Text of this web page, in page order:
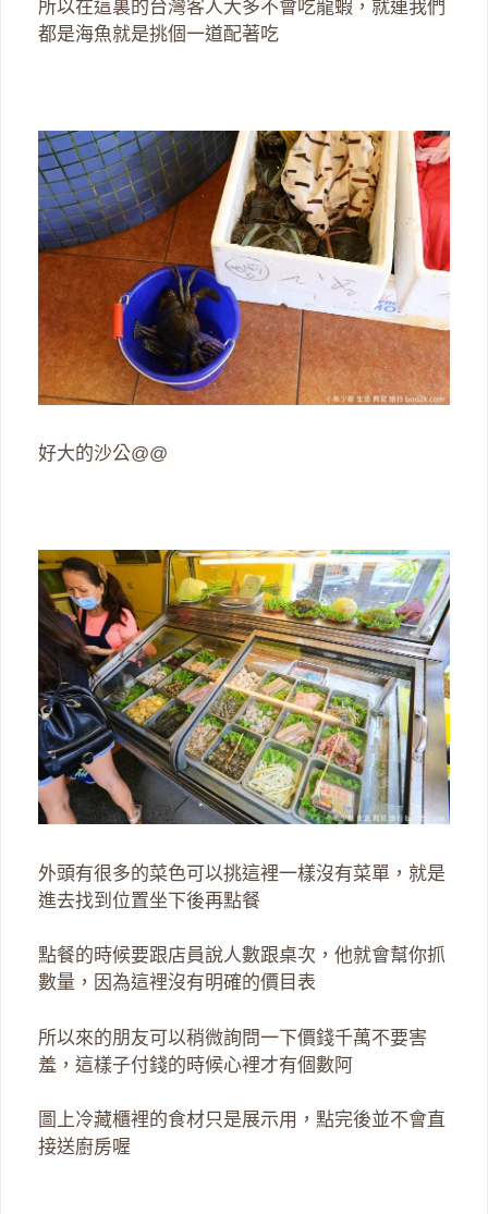
所以在這裏的台灣客人大多不會吃龍蝦，就連我們
都是海魚就是挑個一道配著吃
好大的沙公@@
外頭有很多的菜色可以挑這裡一樣沒有菜單，就是
進去找到位置坐下後再點餐
點餐的時候要跟店員說人數跟桌次，他就會幫你抓
數量，因為這裡沒有明確的價目表
所以來的朋友可以稍微詢問一下價錢千萬不要害
羞，這樣子付錢的時候心裡才有個數阿
圖上冷藏櫃裡的食材只是展示用，點完後並不會直
接送廚房喔